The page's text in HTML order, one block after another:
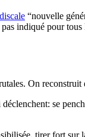
“nouvelle
indiqué pour
On
se